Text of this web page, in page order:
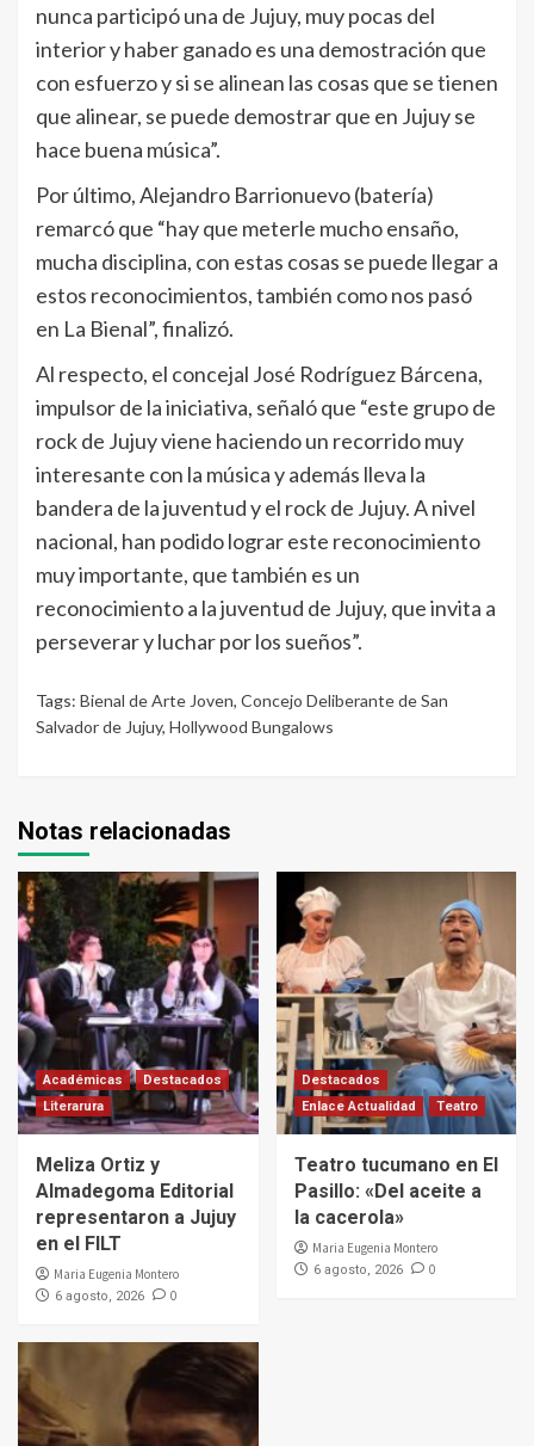
nunca participó una de Jujuy, muy pocas del
interior y haber ganado es una demostración que
con esfuerzo y si se alinean las cosas que se tienen
que alinear, se puede demostrar que en Jujuy se
hace buena música”.
Por último, Alejandro Barrionuevo (batería)
remarcó que “hay que meterle mucho ensaño,
mucha disciplina, con estas cosas se puede llegar a
estos reconocimientos, también como nos pasó
en La Bienal”, finalizó.
Al respecto, el concejal José Rodríguez Bárcena,
impulsor de la iniciativa, señaló que “este grupo de
rock de Jujuy viene haciendo un recorrido muy
interesante con la música y además lleva la
bandera de la juventud y el rock de Jujuy. A nivel
nacional, han podido lograr este reconocimiento
muy importante, que también es un
reconocimiento a la juventud de Jujuy, que invita a
perseverar y luchar por los sueños”.
Tags: Bienal de Arte Joven, Concejo Deliberante de San
Salvador de Jujuy, Hollywood Bungalows
Notas relacionadas
Académicas
Destacados
Literarura
Meliza Ortiz y
Almadegoma Editorial
representaron a Jujuy
en el FILT
Maria Eugenia Montero
6 agosto, 2026 0
Destacados
Enlace Actualidad
Teatro
Teatro tucumano en El
Pasillo: «Del aceite a
la cacerola»
Maria Eugenia Montero
6 agosto, 2026 0